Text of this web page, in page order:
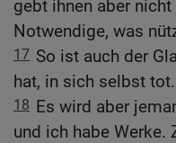
gebt ihnen aber
Notwendige, was
17 So ist auch der
hat, in sich selbst tot.
18 Es wird aber
und ich habe Werke.